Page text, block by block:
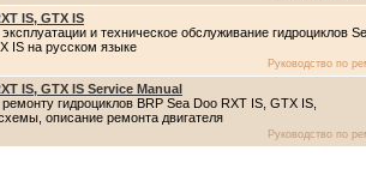
IS, GTX IS
и техническое обслуживание гидроциклов
IS на русском языке
Руководство по
IS, GTX IS Service Manual
гидроциклов BRP Sea Doo RXT IS, GTX IS,
описание ремонта двигателя
Руководство по